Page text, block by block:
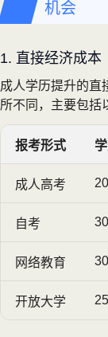
机会
1. 直接经济成本
成人学历提升的直
所不同，主要包括
报考形式
成人高考
自考
网络教育
开放大学